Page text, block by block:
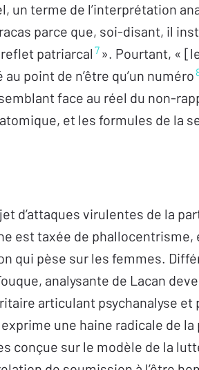
un terme de l’interprétation
parce que, soi-disant, il
patriarcal 7 ». Pourtant, «
point de n’être qu’un numéro
face au réel du non-
et les formules de la
d’attaques virulentes de la
est taxée de phallocentrisme,
qui pèse sur les femmes.
analysante de Lacan
articulant psychanalyse et
une haine radicale de la
conçue sur le modèle de la